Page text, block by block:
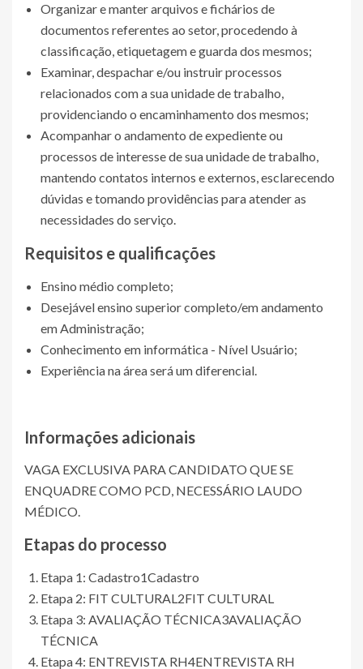
Organizar e manter arquivos e fichários de
documentos referentes ao setor, procedendo à
classificação, etiquetagem e guarda dos mesmos;
Examinar, despachar e/ou instruir processos
relacionados com a sua unidade de trabalho,
providenciando o encaminhamento dos mesmos;
Acompanhar o andamento de expediente ou
processos de interesse de sua unidade de trabalho,
mantendo contatos internos e externos, esclarecendo
dúvidas e tomando providências para atender as
necessidades do serviço.
Requisitos e qualificações
Ensino médio completo;
Desejável ensino superior completo/em andamento
em Administração;
Conhecimento em informática - Nível Usuário;
Experiência na área será um diferencial.
Informações adicionais
VAGA EXCLUSIVA PARA CANDIDATO QUE SE
ENQUADRE COMO PCD, NECESSÁRIO LAUDO
MÉDICO.
Etapas do processo
Etapa 1: Cadastro1Cadastro
Etapa 2: FIT CULTURAL2FIT CULTURAL
Etapa 3: AVALIAÇÃO TÉCNICA3AVALIAÇÃO
TÉCNICA
Etapa 4: ENTREVISTA RH4ENTREVISTA RH